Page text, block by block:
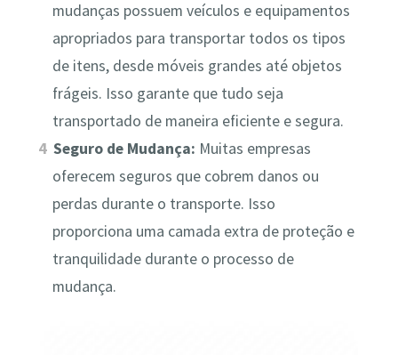
mudanças possuem veículos e equipamentos
apropriados para transportar todos os tipos
de itens, desde móveis grandes até objetos
frágeis. Isso garante que tudo seja
transportado de maneira eficiente e segura.
Seguro de Mudança: Muitas empresas
oferecem seguros que cobrem danos ou
perdas durante o transporte. Isso
proporciona uma camada extra de proteção e
tranquilidade durante o processo de
mudança.